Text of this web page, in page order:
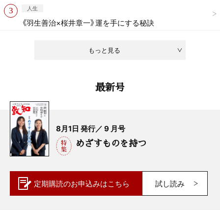
もっと見る
人生
《羽生善治×桜井章一》運を手にする秘訣
最新号
8月1日 発行／ 9 月号
めざすものを持つ
定期購読のお申込みはこちら 試し読み